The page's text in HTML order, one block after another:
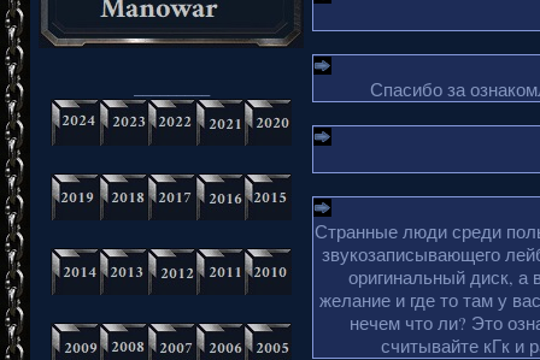
Спасибо за
Странные люди среди
звукозаписывающего
оригинальный диск, а
желание и где то там у
нечем что ли? Это
считывайте кГк и